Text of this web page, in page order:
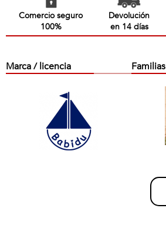
Comercio seguro
100%
Devolución
en 14 días
Marca / licencia Familias